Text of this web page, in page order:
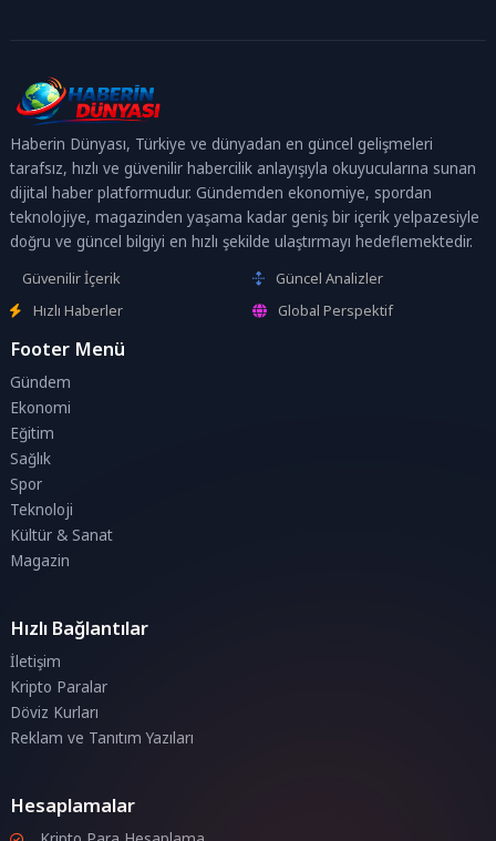
Haberin Dünyası, Türkiye ve dünyadan en güncel gelişmeleri
tarafsız, hızlı ve güvenilir habercilik anlayışıyla okuyucularına sunan
dijital haber platformudur. Gündemden ekonomiye, spordan
teknolojiye, magazinden yaşama kadar geniş bir içerik yelpazesiyle
doğru ve güncel bilgiyi en hızlı şekilde ulaştırmayı hedeflemektedir.
Güvenilir İçerik
Güncel Analizler
Hızlı Haberler
Global Perspektif
Footer Menü
Gündem
Ekonomi
Eğitim
Sağlık
Spor
Teknoloji
Kültür & Sanat
Magazin
Hızlı Bağlantılar
İletişim
Kripto Paralar
Döviz Kurları
Reklam ve Tanıtım Yazıları
Hesaplamalar